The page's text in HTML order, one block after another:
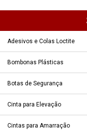
Adesivos e Colas Loctite
Bombonas Plásticas
Botas de Segurança
Cinta para Elevação
Cintas para Amarração